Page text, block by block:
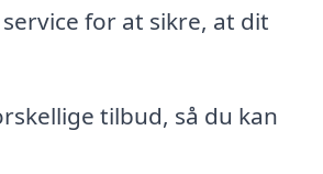
for at sikre, at dit
tilbud, så du kan